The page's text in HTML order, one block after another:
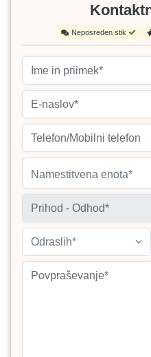
Neposreden stik
Namestitvena enota*
Odraslih*